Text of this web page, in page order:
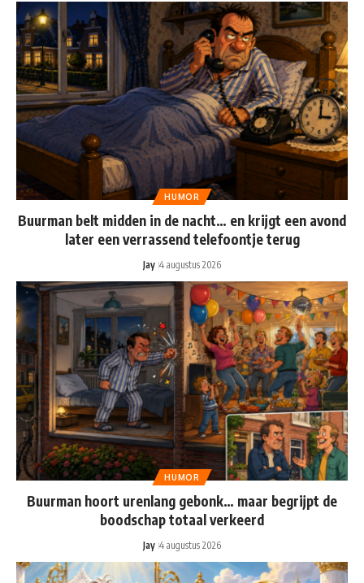
HUMOR
Buurman belt midden in de nacht… en krijgt een avond
later een verrassend telefoontje terug
Jay 4 augustus 2026
HUMOR
Buurman hoort urenlang gebonk… maar begrijpt de
boodschap totaal verkeerd
Jay 4 augustus 2026